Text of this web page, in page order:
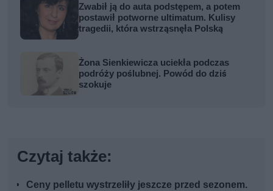
Zwabił ją do auta podstępem, a potem
postawił potworne ultimatum. Kulisy
tragedii, która wstrząsnęła Polską
Żona Sienkiewicza uciekła podczas
podróży poślubnej. Powód do dziś
szokuje
Czytaj także:
Ceny pelletu wystrzeliły jeszcze przed sezonem.